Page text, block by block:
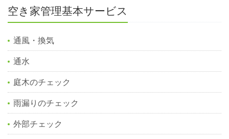
空き家管理基本サービス
通風・換気
通水
庭木のチェック
雨漏りのチェック
外部チェック